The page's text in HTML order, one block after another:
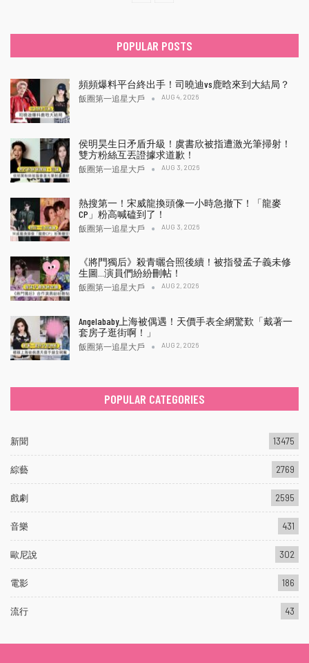
POPULAR POSTS
頻頻爆料平台終出手！司曉迪vs鹿晗來到大結局？
飯圈第一追星大戶 AUG 4, 2026
侯明昊生日矛盾升級！虞書欣被指遭激光筆掃射！
雙方粉絲互丟證據求道歉！
飯圈第一追星大戶 AUG 3, 2026
熱搜第一！宋威龍換頭像一小時急撤下！「龍麥
CP」粉高喊磕到了！
飯圈第一追星大戶 AUG 3, 2026
《將門獨后》殺青曬合照後續！被指發孟子義未修
生圖…演員們紛紛刪帖！
飯圈第一追星大戶 AUG 2, 2026
Angelababy上海被偶遇！天價手表全網驚歎「戴著一
套房子逛街啊！」
飯圈第一追星大戶 AUG 2, 2026
POPULAR CATEGORIES
新聞 13475
綜藝 2769
戲劇 2595
音樂 431
歐尼說 302
電影 186
流行 43